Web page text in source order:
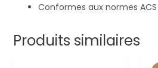
Conformes aux normes ACS
Produits similaires